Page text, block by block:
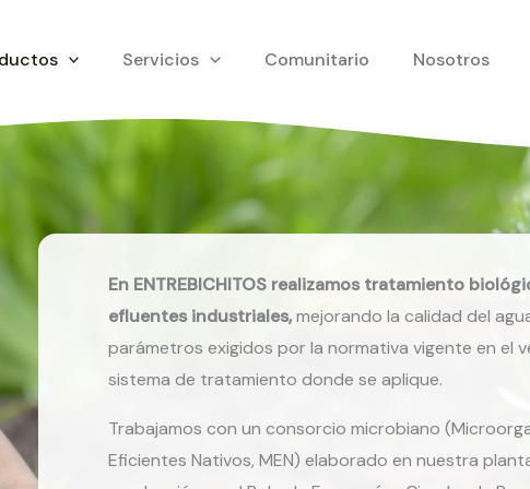
Servicios Comunitario Nosotros
En ENTREBICHITOS realizamos tratamiento
efluentes industriales,mejorando la calidad del
parámetros exigidos por la normativa vigente en el
sistema de tratamiento donde se aplique.
Trabajamos con un consorcio microbiano
Eficientes Nativos, MEN) elaborado en nuestra